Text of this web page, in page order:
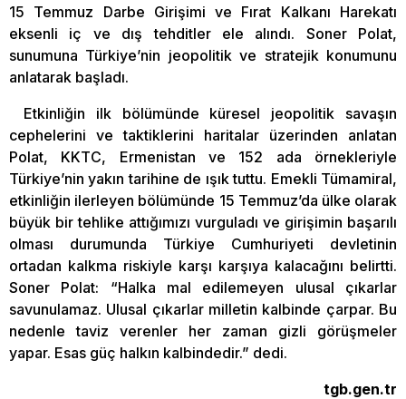
15 Temmuz Darbe Girişimi ve Fırat Kalkanı Harekatı
eksenli iç ve dış tehditler ele alındı. Soner Polat,
sunumuna Türkiye’nin jeopolitik ve stratejik konumunu
anlatarak başladı.
Etkinliğin ilk bölümünde küresel jeopolitik savaşın
cephelerini ve taktiklerini haritalar üzerinden anlatan
Polat, KKTC, Ermenistan ve 152 ada örnekleriyle
Türkiye’nin yakın tarihine de ışık tuttu. Emekli Tümamiral,
etkinliğin ilerleyen bölümünde 15 Temmuz’da ülke olarak
büyük bir tehlike attığımızı vurguladı ve girişimin başarılı
olması durumunda Türkiye Cumhuriyeti devletinin
ortadan kalkma riskiyle karşı karşıya kalacağını belirtti.
Soner Polat: “Halka mal edilemeyen ulusal çıkarlar
savunulamaz. Ulusal çıkarlar milletin kalbinde çarpar. Bu
nedenle taviz verenler her zaman gizli görüşmeler
yapar. Esas güç halkın kalbindedir.” dedi.
tgb.gen.tr